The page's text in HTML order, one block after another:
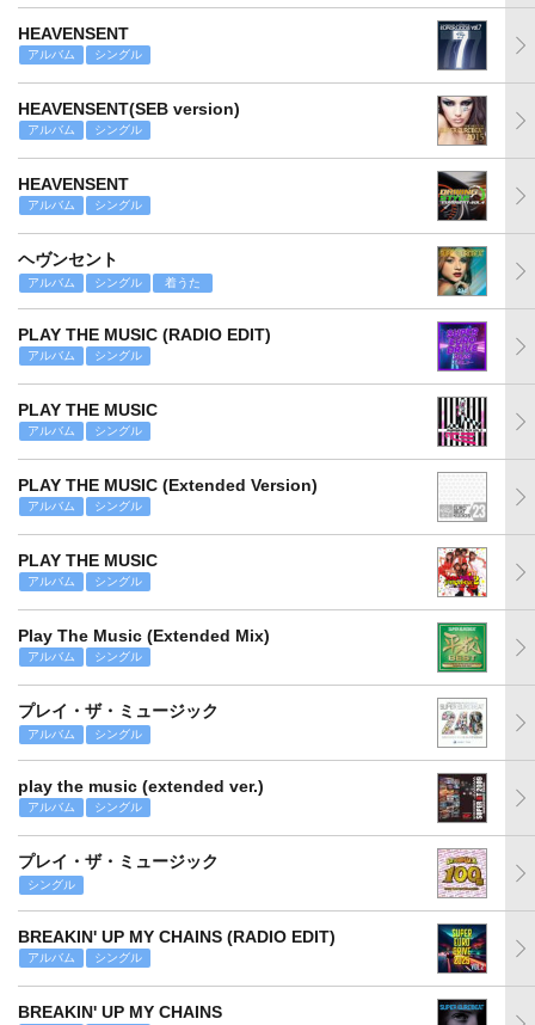
HEAVENSENT
アルバム シングル
HEAVENSENT(SEB version)
アルバム シングル
HEAVENSENT
アルバム シングル
ヘヴンセント
アルバム シングル 着うた
PLAY THE MUSIC (RADIO EDIT)
アルバム シングル
PLAY THE MUSIC
アルバム シングル
PLAY THE MUSIC (Extended Version)
アルバム シングル
PLAY THE MUSIC
アルバム シングル
Play The Music (Extended Mix)
アルバム シングル
プレイ・ザ・ミュージック
アルバム シングル
play the music (extended ver.)
アルバム シングル
プレイ・ザ・ミュージック
シングル
BREAKIN' UP MY CHAINS (RADIO EDIT)
アルバム シングル
BREAKIN' UP MY CHAINS